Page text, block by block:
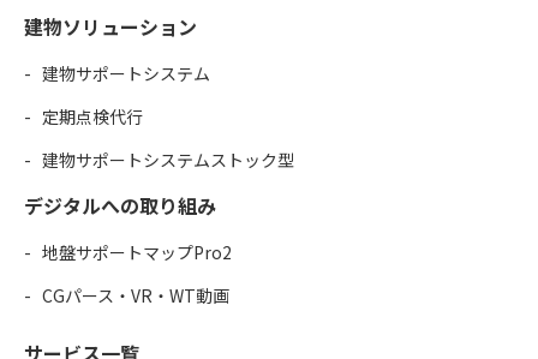
建物ソリューション
建物サポートシステム
定期点検代行
建物サポートシステムストック型
デジタルへの取り組み
地盤サポートマップPro2
CGパース・VR・WT動画
サービス一覧